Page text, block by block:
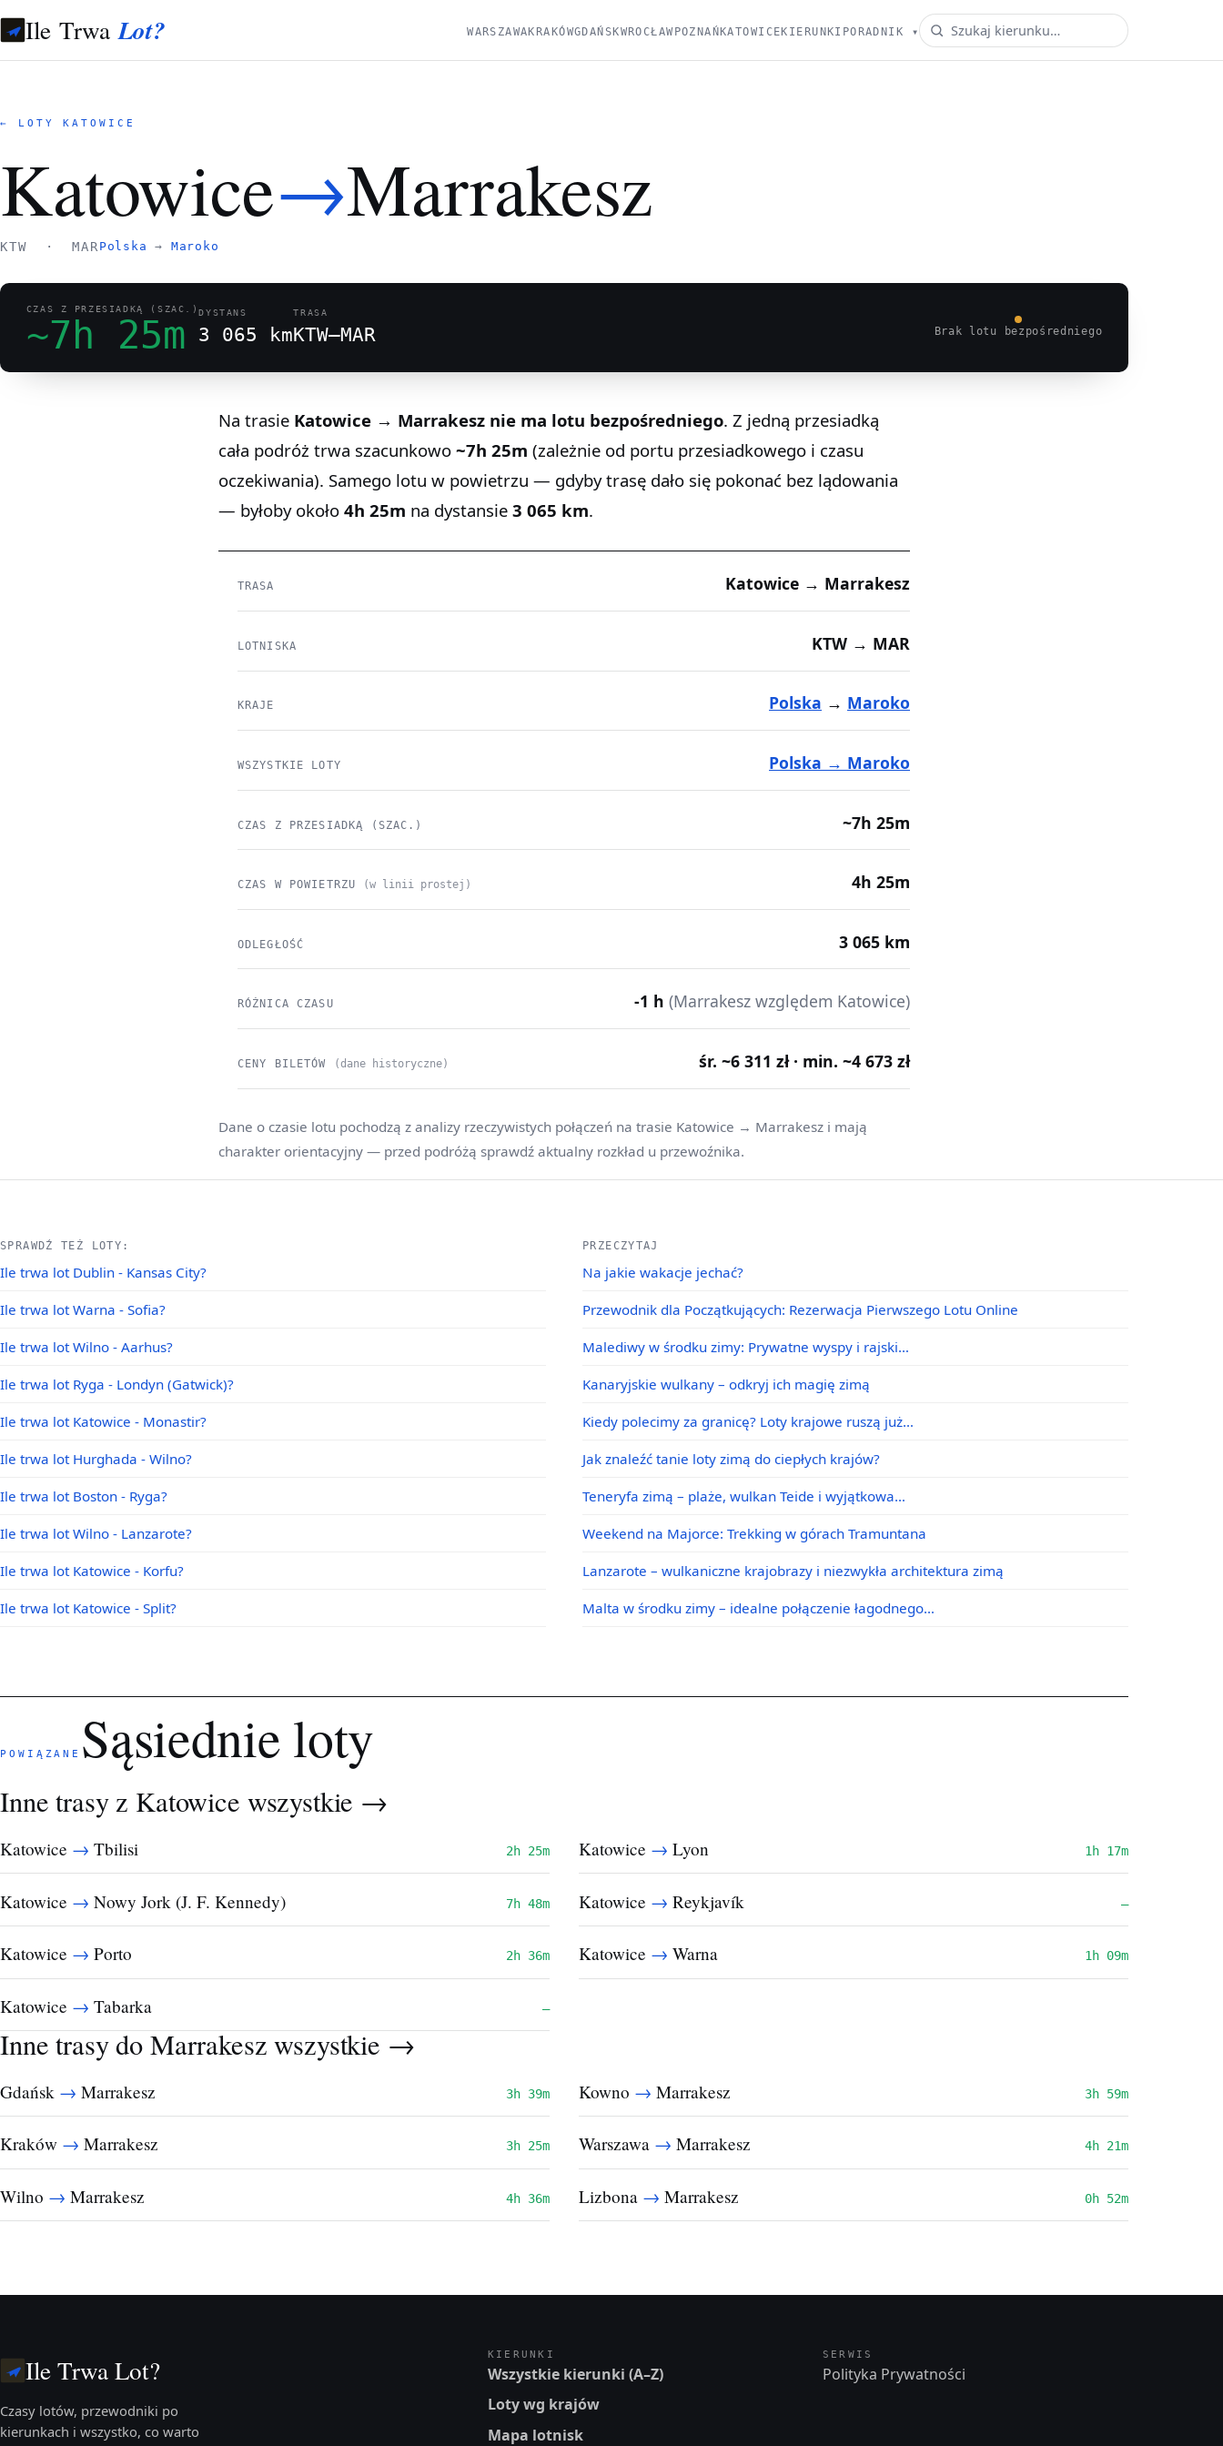
Ile TrwaLot? WARSZAWAKRAKÓWGDAŃSKWROCŁAW POZNAŃKATOWICEKIERUNKI PORADNIK ▾
← LOTY KATOWICE
Katowice→Marrakesz
KTW · MAR Polska → Maroko
CZAS Z PRZESIADKĄ (SZAC.)
~7h 25m
DYSTANS
3 065 km
TRASA
KTW–MAR Brak lotu bezpośredniego
Na trasie Katowice → Marrakesz nie ma lotu bezpośredniego. Z jedną przesiadką
cała podróż trwa szacunkowo ~7h 25m (zależnie od portu przesiadkowego i czasu
oczekiwania). Samego lotu w powietrzu — gdyby trasę dało się pokonać bez lądowania
— byłoby około 4h 25m na dystansie 3 065 km.
TRASA Katowice → Marrakesz
LOTNISKA KTW → MAR
KRAJE Polska → Maroko
WSZYSTKIE LOTY Polska → Maroko
CZAS Z PRZESIADKĄ (SZAC.) ~7h 25m
CZAS W POWIETRZU (w linii prostej) 4h 25m
ODLEGŁOŚĆ 3 065 km
RÓŻNICA CZASU -1 h (Marrakesz względem Katowice)
CENY BILETÓW (dane historyczne) śr. ~6 311 zł · min. ~4 673 zł
Dane o czasie lotu pochodzą z analizy rzeczywistych połączeń na trasie Katowice → Marrakesz i mają
charakter orientacyjny — przed podróżą sprawdź aktualny rozkład u przewoźnika.
SPRAWDŹ TEŻ LOTY:
Ile trwa lot Dublin - Kansas City?
Ile trwa lot Warna - Sofia?
Ile trwa lot Wilno - Aarhus?
Ile trwa lot Ryga - Londyn (Gatwick)?
Ile trwa lot Katowice - Monastir?
Ile trwa lot Hurghada - Wilno?
Ile trwa lot Boston - Ryga?
Ile trwa lot Wilno - Lanzarote?
Ile trwa lot Katowice - Korfu?
Ile trwa lot Katowice - Split?
PRZECZYTAJ
Na jakie wakacje jechać?
Przewodnik dla Początkujących: Rezerwacja Pierwszego Lotu Online
Malediwy w środku zimy: Prywatne wyspy i rajski…
Kanaryjskie wulkany – odkryj ich magię zimą
Kiedy polecimy za granicę? Loty krajowe ruszą już…
Jak znaleźć tanie loty zimą do ciepłych krajów?
Teneryfa zimą – plaże, wulkan Teide i wyjątkowa…
Weekend na Majorce: Trekking w górach Tramuntana
Lanzarote – wulkaniczne krajobrazy i niezwykła architektura zimą
Malta w środku zimy – idealne połączenie łagodnego…
POWIĄZANE Sąsiednie loty
Inne trasy z Katowice wszystkie →
Katowice → Tbilisi 2h 25m Katowice → Lyon 1h 17m
Katowice → Nowy Jork (J. F. Kennedy) 7h 48m Katowice → Reykjavík —
Katowice → Porto 2h 36m Katowice → Warna 1h 09m
Katowice → Tabarka —
Inne trasy do Marrakeszwszystkie →
Gdańsk → Marrakesz 3h 39m Kowno → Marrakesz 3h 59m
Kraków → Marrakesz 3h 25m Warszawa → Marrakesz 4h 21m
Wilno → Marrakesz 4h 36m Lizbona → Marrakesz 0h 52m
Ile Trwa Lot?
Czasy lotów, przewodniki po
kierunkach i wszystko, co warto
KIERUNKI
Wszystkie kierunki (A–Z)
Loty wg krajów
Mapa lotnisk
SERWIS
Polityka Prywatności